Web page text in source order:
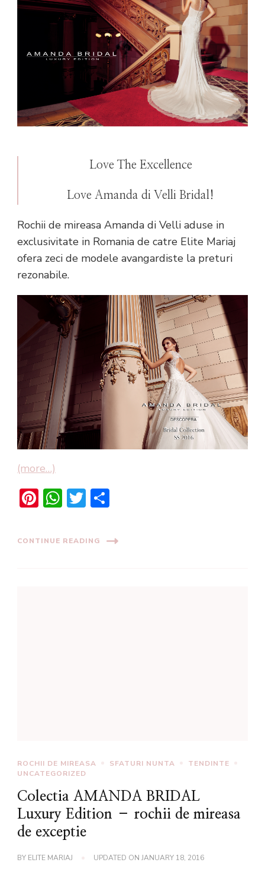
Love The Excellence
Love Amanda di Velli Bridal!
Rochii de mireasa Amanda di Velli aduse in
exclusivitate in Romania de catre Elite Mariaj
ofera zeci de modele avangardiste la preturi
rezonabile.
(more…)
Pinterest
WhatsApp
Twitter
CONTINUE READING
ROCHII DE MIREASA SFATURI NUNTA
TENDINTE
UNCATEGORIZED
Colectia AMANDA BRIDAL
Luxury Edition – rochii de mireasa
de exceptie
BY ELITE MARIAJ UPDATED ON JANUARY 18, 2016